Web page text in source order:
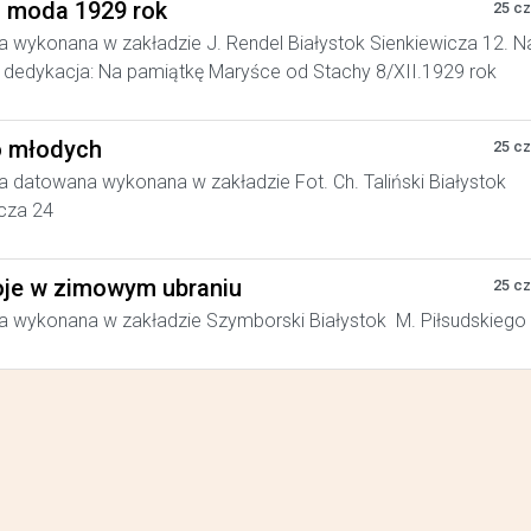
moda 1929 rok 25
wykonana w zakładzie J. Rendel Białystok Sienkiewicza 12.
Na pamiątkę Maryśce od Stachy 8/XII.1929 rok
25
datowana wykonana w zakładzie Fot. Ch. Taliński Białystok
24
w zimowym ubraniu 25
wykonana w zakładzie Szymborski Białystok M. Piłsudskiego